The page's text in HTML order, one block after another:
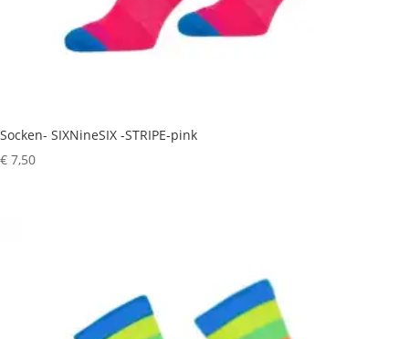
Socken- SIXNineSIX -STRIPE-pink
€ 7,50